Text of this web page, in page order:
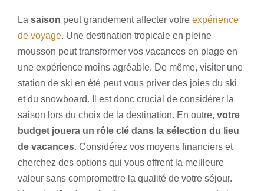
La saison peut grandement affecter votre expérience
de voyage. Une destination tropicale en pleine
mousson peut transformer vos vacances en plage en
une expérience moins agréable. De même, visiter une
station de ski en été peut vous priver des joies du ski
et du snowboard. Il est donc crucial de considérer la
saison lors du choix de la destination. En outre, votre
budget jouera un rôle clé dans la sélection du lieu
de vacances. Considérez vos moyens financiers et
cherchez des options qui vous offrent la meilleure
valeur sans compromettre la qualité de votre séjour.